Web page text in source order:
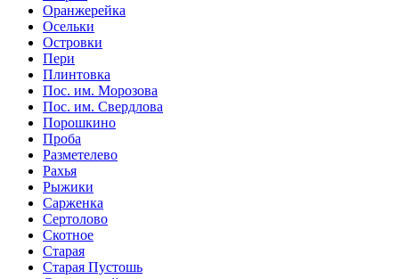
Оранжерейка
Осельки
Островки
Пери
Плинтовка
Пос. им. Морозова
Пос. им. Свердлова
Порошкино
Проба
Разметелево
Рахья
Рыжики
Сарженка
Сертолово
Скотное
Старая
Старая Пустошь